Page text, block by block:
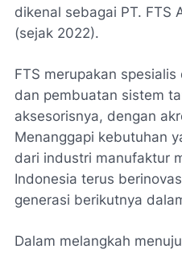
dikenal sebagai PT. FTS
(sejak 2022).
FTS merupakan
dan pembuatan sistem
aksesorisnya, dengan
Menanggapi kebutuhan
dari industri manufaktur
Indonesia terus
generasi berikutnya
Dalam melangkah